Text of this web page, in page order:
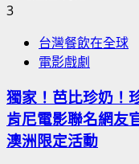
3
台灣餐飲在全球
電影戲劇
獨家！芭比珍奶！
肯尼電影聯名網友
澳洲限定活動